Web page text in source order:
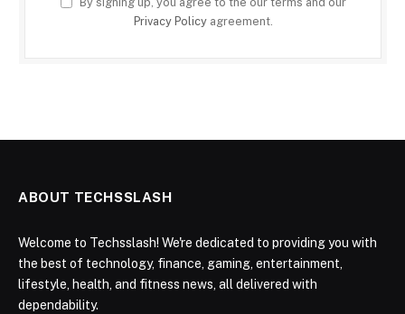
Privacy Policyagreement.
ABOUT TECHSSLASH
Welcome to Techsslash! We're dedicated to providing you with
the best of technology, finance, gaming, entertainment,
lifestyle, health, and fitness news, all delivered with
dependability.